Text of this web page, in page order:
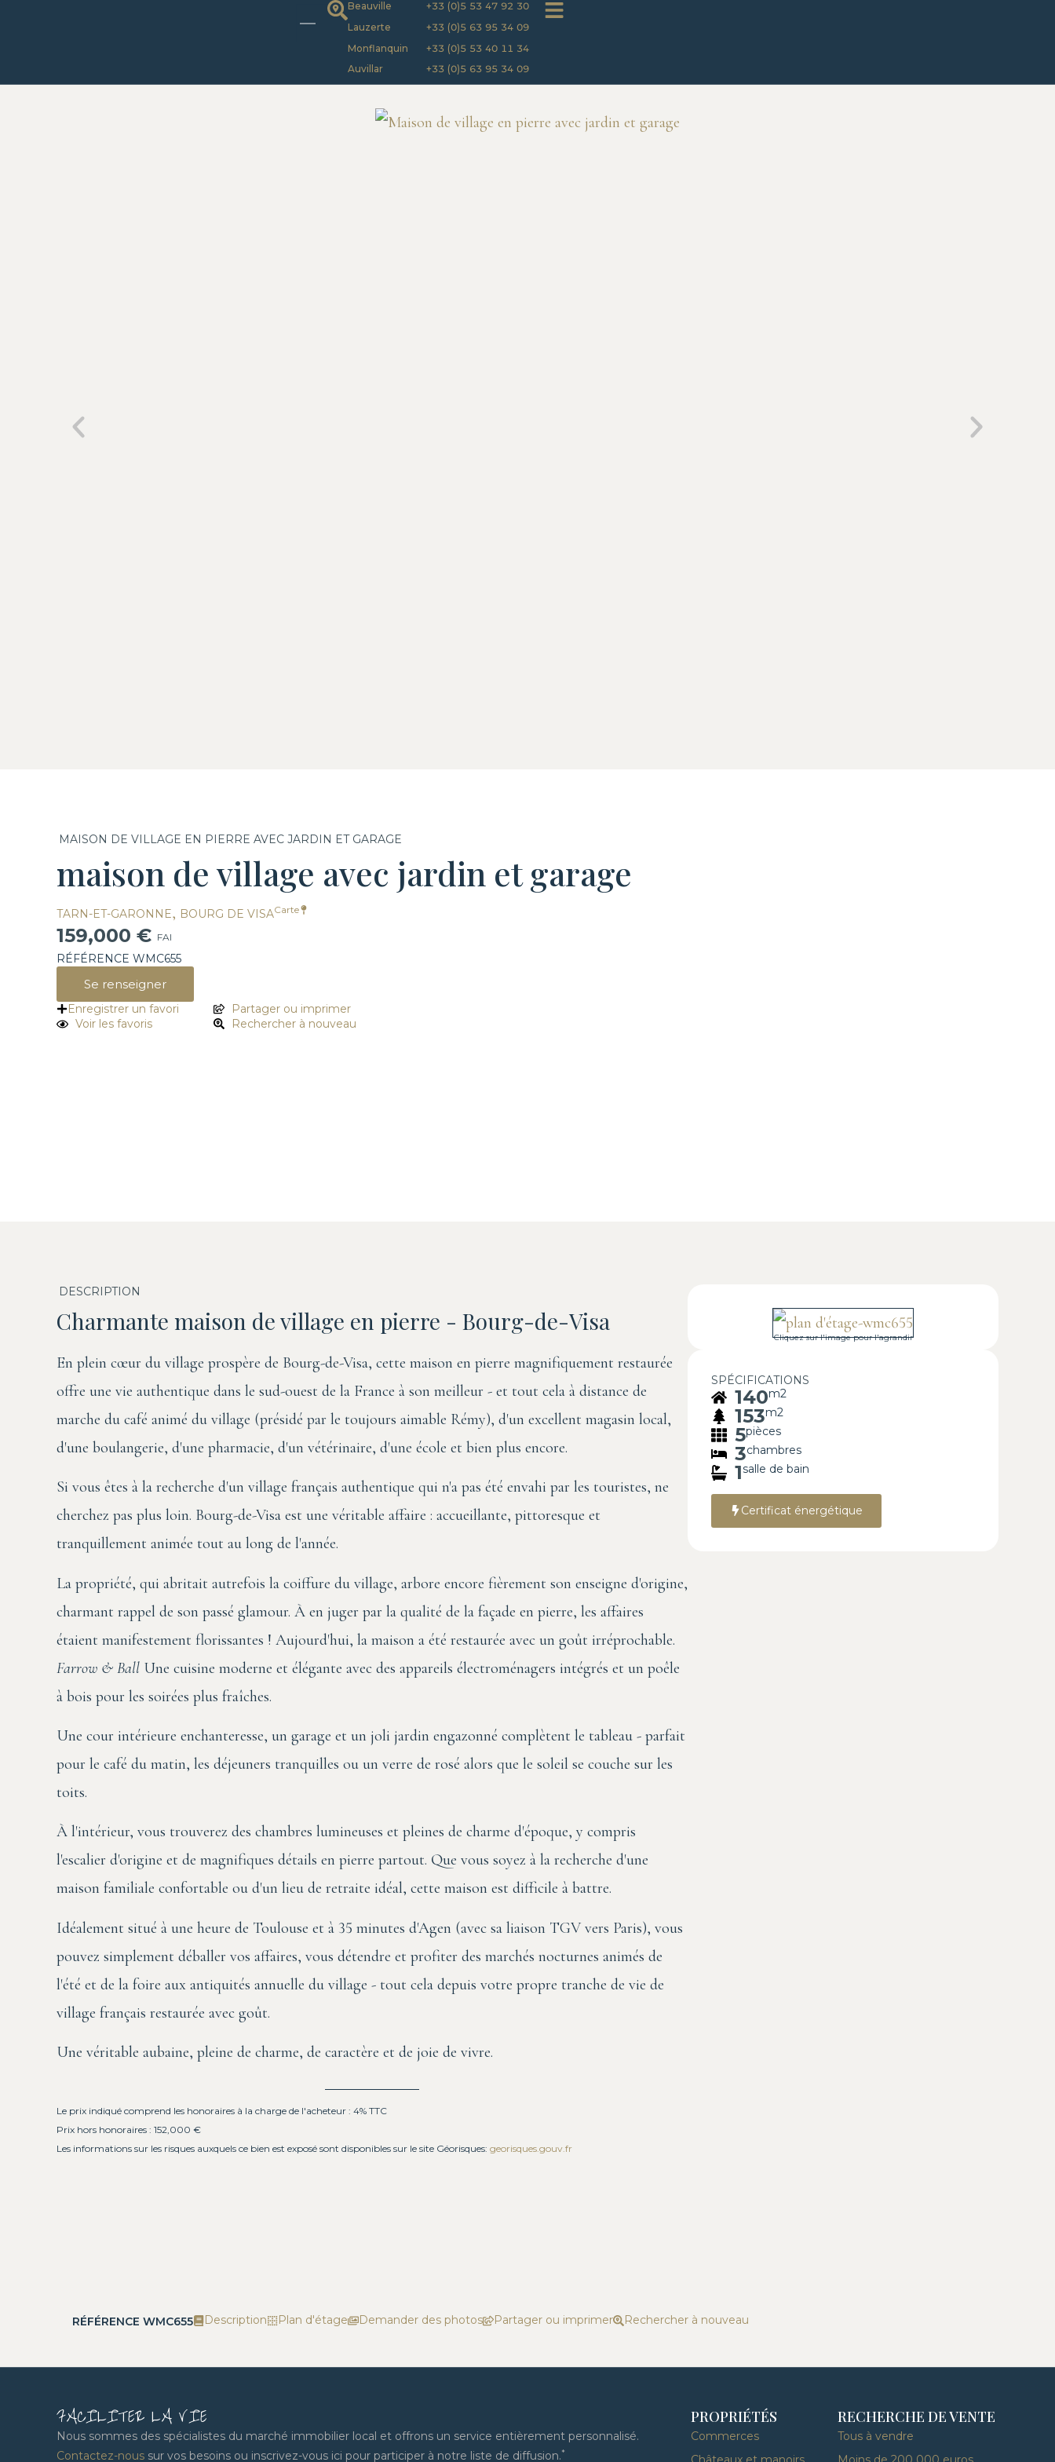
Beauville
+33 (0)5 53 47 92 30
Lauzerte
+33 (0)5 63 95 34 09
Monflanquin
+33 (0)5 53 40 11 34
Auvillar
+33 (0)5 63 95 34 09
MAISON DE VILLAGE EN PIERRE AVEC JARDIN ET GARAGE
maison de village avec jardin et garage
TARN-ET-GARONNE, BOURG DE VISACarte
159,000 € FAI
RÉFÉRENCE WMC655
Se renseigner
Enregistrer un favori
Partager ou imprimer
Voir les favoris
Rechercher à nouveau
DESCRIPTION
Charmante maison de village en pierre - Bourg-de-Visa
En plein cœur du village prospère de Bourg-de-Visa, cette maison en pierre magnifiquement restaurée
offre une vie authentique dans le sud-ouest de la France à son meilleur - et tout cela à distance de
marche du café animé du village (présidé par le toujours aimable Rémy), d'un excellent magasin local,
d'une boulangerie, d'une pharmacie, d'un vétérinaire, d'une école et bien plus encore.
Si vous êtes à la recherche d'un village français authentique qui n'a pas été envahi par les touristes, ne
cherchez pas plus loin. Bourg-de-Visa est une véritable affaire : accueillante, pittoresque et
tranquillement animée tout au long de l'année.
La propriété, qui abritait autrefois la coiffure du village, arbore encore fièrement son enseigne d'origine,
charmant rappel de son passé glamour. À en juger par la qualité de la façade en pierre, les affaires
étaient manifestement florissantes ! Aujourd'hui, la maison a été restaurée avec un goût irréprochable.
Farrow & Ball Une cuisine moderne et élégante avec des appareils électroménagers intégrés et un poêle
à bois pour les soirées plus fraîches.
Une cour intérieure enchanteresse, un garage et un joli jardin engazonné complètent le tableau - parfait
pour le café du matin, les déjeuners tranquilles ou un verre de rosé alors que le soleil se couche sur les
toits.
À l'intérieur, vous trouverez des chambres lumineuses et pleines de charme d'époque, y compris
l'escalier d'origine et de magnifiques détails en pierre partout. Que vous soyez à la recherche d'une
maison familiale confortable ou d'un lieu de retraite idéal, cette maison est difficile à battre.
Idéalement situé à une heure de Toulouse et à 35 minutes d'Agen (avec sa liaison TGV vers Paris), vous
pouvez simplement déballer vos affaires, vous détendre et profiter des marchés nocturnes animés de
l'été et de la foire aux antiquités annuelle du village - tout cela depuis votre propre tranche de vie de
village français restaurée avec goût.
Une véritable aubaine, pleine de charme, de caractère et de joie de vivre.
Le prix indiqué comprend les honoraires à la charge de l'acheteur : 4% TTC
Prix hors honoraires : 152,000 €
Les informations sur les risques auxquels ce bien est exposé sont disponibles sur le site Géorisques: georisques.gouv.fr
Cliquez sur l'image pour l'agrandir
SPÉCIFICATIONS
140m2
153m2
5pièces
3chambres
1salle de bain
Certificat énergétique
RÉFÉRENCE WMC655 Description Plan d'étage Demander des photos Partager ou imprimer Rechercher à nouveau
FACILITER LA VIE
Nous sommes des spécialistes du marché immobilier local et offrons un service entièrement personnalisé.
Contactez-nous sur vos besoins ou inscrivez-vous ici pour participer à notre liste de diffusion.*
PROPRIÉTÉS
Commerces
RECHERCHE DE VENTE
Tous à vendre